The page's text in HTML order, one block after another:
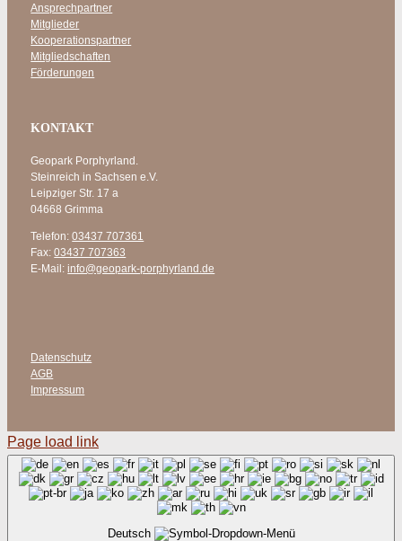
Ansprechpartner
Mitglieder
Kooperationspartner
Mitgliedschaften
Förderungen
KONTAKT
Geopark Porphyrland.
Steinreich in Sachsen e.V.
Leipziger Str. 17 a
04668 Grimma
Telefon:03437 707361
Fax:03437 707363
E-Mail:info@geopark-porphyrland.de
Datenschutz
AGB
Impressum
Page load link
Deutsch